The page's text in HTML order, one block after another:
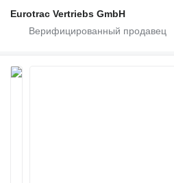
Eurotrac Vertriebs GmbH